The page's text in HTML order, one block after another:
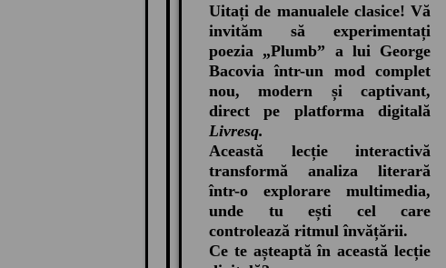
Uitați de manualele clasice! Vă
invităm să experimentați
poezia „Plumb” a lui George
Bacovia într-un mod complet
nou, modern și captivant,
direct pe platforma digitală
Livresq.
Această lecție interactivă
transformă analiza literară
într-o explorare multimedia,
unde tu ești cel care
controlează ritmul învățării.
Ce te așteaptă în această lecție